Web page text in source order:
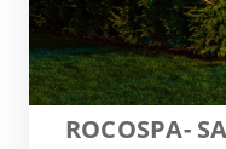
ROCOSPA-